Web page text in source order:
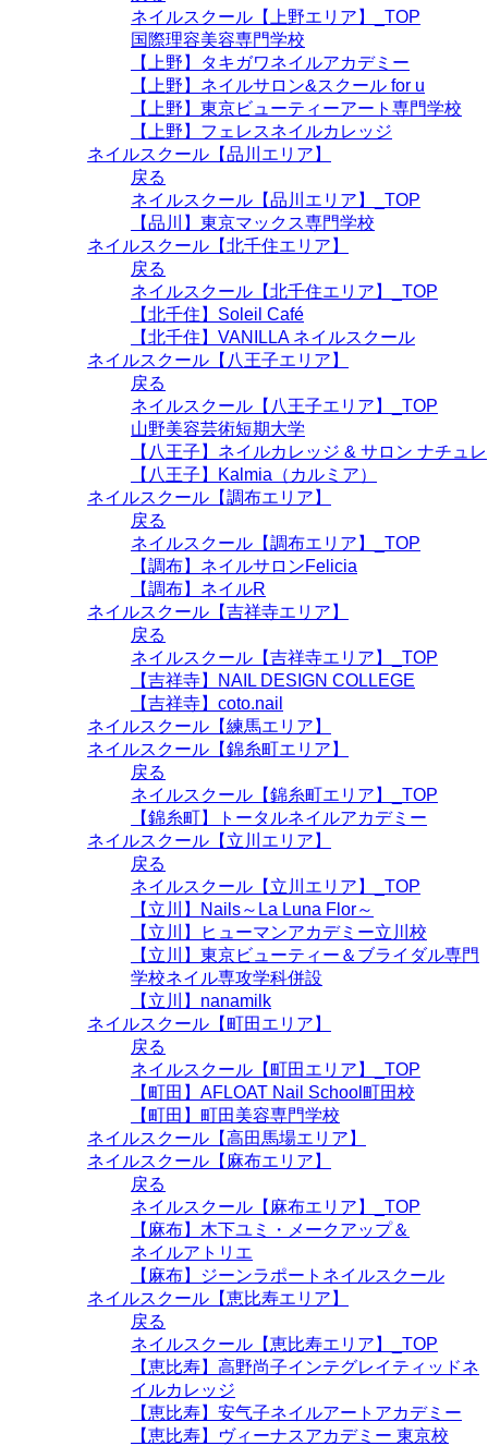
ネイルスクール【上野エリア】_TOP
国際理容美容専門学校
【上野】タキガワネイルアカデミー
【上野】ネイルサロン&スクール for u
【上野】東京ビューティーアート専門学校
【上野】フェレスネイルカレッジ
ネイルスクール【品川エリア】
戻る
ネイルスクール【品川エリア】_TOP
【品川】東京マックス専門学校
ネイルスクール【北千住エリア】
戻る
ネイルスクール【北千住エリア】_TOP
【北千住】Soleil Café
【北千住】VANILLA ネイルスクール
ネイルスクール【八王子エリア】
戻る
ネイルスクール【八王子エリア】_TOP
山野美容芸術短期大学
【八王子】ネイルカレッジ & サロン ナチュレ
【八王子】Kalmia（カルミア）
ネイルスクール【調布エリア】
戻る
ネイルスクール【調布エリア】_TOP
【調布】ネイルサロンFelicia
【調布】ネイルR
ネイルスクール【吉祥寺エリア】
戻る
ネイルスクール【吉祥寺エリア】_TOP
【吉祥寺】NAIL DESIGN COLLEGE
【吉祥寺】coto.nail
ネイルスクール【練馬エリア】
ネイルスクール【錦糸町エリア】
戻る
ネイルスクール【錦糸町エリア】_TOP
【錦糸町】トータルネイルアカデミー
ネイルスクール【立川エリア】
戻る
ネイルスクール【立川エリア】_TOP
【立川】Nails～La Luna Flor～
【立川】ヒューマンアカデミー立川校
【立川】東京ビューティー＆ブライダル専門
学校ネイル専攻学科併設
【立川】nanamilk
ネイルスクール【町田エリア】
戻る
ネイルスクール【町田エリア】_TOP
【町田】AFLOAT Nail School町田校
【町田】町田美容専門学校
ネイルスクール【高田馬場エリア】
ネイルスクール【麻布エリア】
戻る
ネイルスクール【麻布エリア】_TOP
【麻布】木下ユミ・メークアップ＆
ネイルアトリエ
【麻布】ジーンラポートネイルスクール
ネイルスクール【恵比寿エリア】
戻る
ネイルスクール【恵比寿エリア】_TOP
【恵比寿】高野尚子インテグレイティッドネ
イルカレッジ
【恵比寿】安气子ネイルアートアカデミー
【恵比寿】ヴィーナスアカデミー 東京校